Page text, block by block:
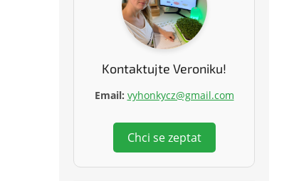
Kontaktujte Veroniku!
Email: vyhonkycz@gmail.com
Chci se zeptat